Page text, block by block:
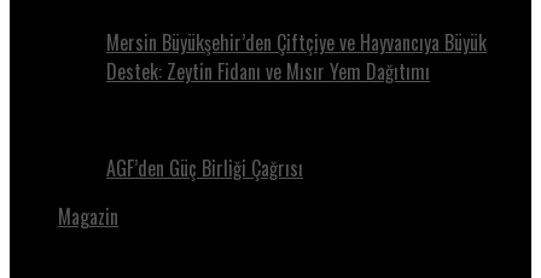
Mersin Büyükşehir’den Çiftçiye ve Hayvancıya Büyük
Destek: Zeytin Fidanı ve Mısır Yem Dağıtımı
AGF’den Güç Birliği Çağrısı
Magazin